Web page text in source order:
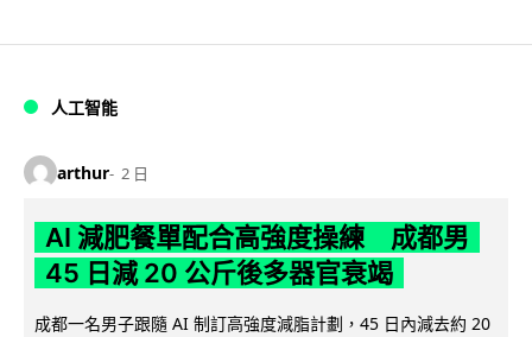
人工智能
arthur 2 日
AI 減肥餐單配合高強度操練 成都男
45 日減 20 公斤後多器官衰竭
成都一名男子跟隨 AI 制訂高強度減脂計劃，45 日內減去約 20